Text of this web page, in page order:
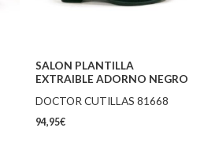
SALON PLANTILLA
EXTRAIBLE ADORNO NEGRO
DOCTOR CUTILLAS 81668
94,95€